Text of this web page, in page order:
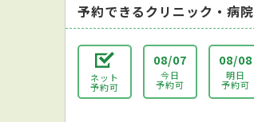
予約できるクリニック・病院
ネット
予約可
08/07
今日
予約可
08/08
明日
予約可